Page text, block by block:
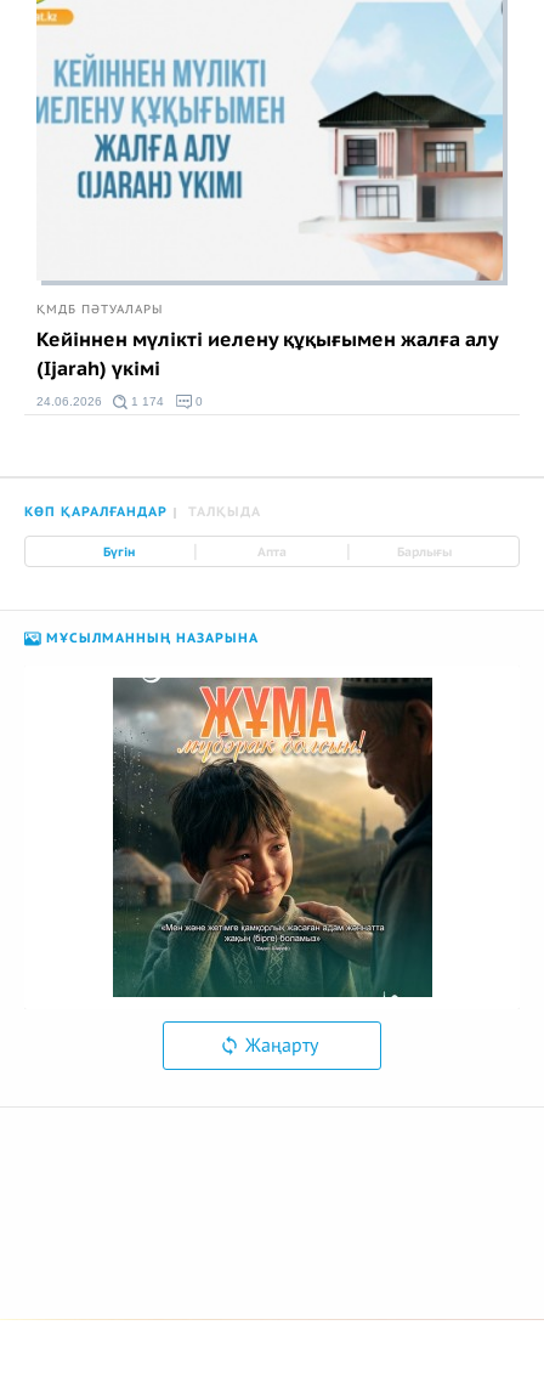
ҚМДБ ПӘТУАЛАРЫ
Кейіннен мүлікті иелену құқығымен жалға алу
(Ijarah) үкімі
24.06.2026 1 174 0
КӨП ҚАРАЛҒАНДАР ТАЛҚЫДА
Бүгін Апта Барлығы
МҰСЫЛМАННЫҢ НАЗАРЫНА
Жаңарту